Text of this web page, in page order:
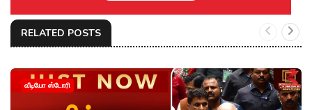
RELATED POSTS
வீடியோ ஸ்டோரி